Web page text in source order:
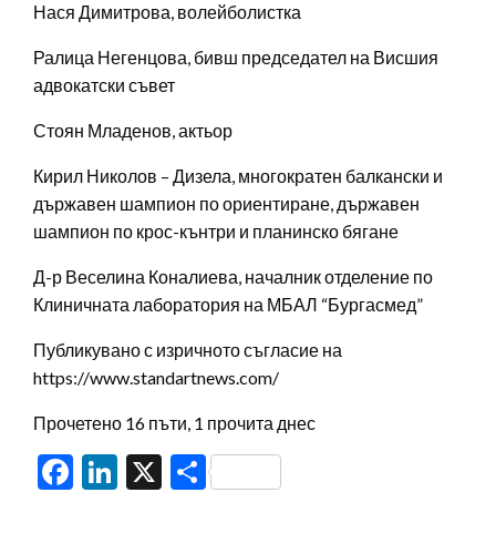
Нася Димитрова, волейболистка
Ралица Негенцова, бивш председател на Висшия
адвокатски съвет
Стоян Младенов, актьор
Кирил Николов – Дизела, многократен балкански и
държавен шампион по ориентиране, държавен
шампион по крос-кънтри и планинско бягане
Д-р Веселина Коналиева, началник отделение по
Клиничната лаборатория на МБАЛ “Бургасмед”
Публикувано с изричното съгласие на
https://www.standartnews.com/
Прочетено 16 пъти, 1 прочита днес
Facebook
LinkedIn
X Share